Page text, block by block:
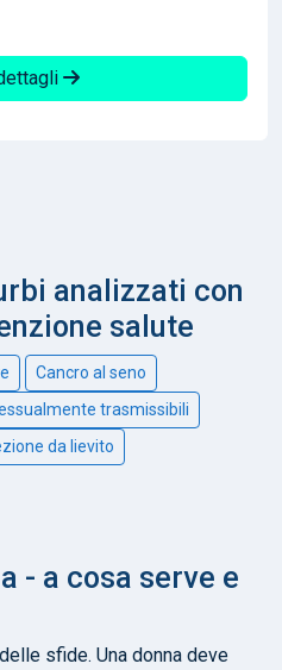
analizzati con
salute
Cancro al seno
trasmissibili
da lievito
- a cosa serve e
sfide. Una donna deve